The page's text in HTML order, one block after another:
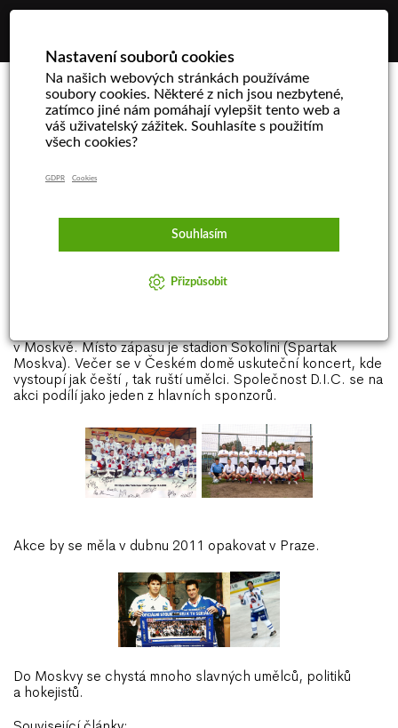
Nastavení souborů cookies
Na našich webových stránkách používáme
soubory cookies. Některé z nich jsou nezbytené,
zatímco jiné nám pomáhají vylepšit tento web a
váš uživatelský zážitek. Souhlasíte s použitím
všech cookies?
GDPR Cookies
Souhlasím
Přizpůsobit
D.I.C. hlavním sponzorem
Dne 10. listopadu proběhla tisková konference k akci
ČESKO RUSKÁ CHARITATIVNÍ AKCE, která se bude konat
v Moskvě. Místo zápasu je stadion Sokolini (Spartak
Moskva). Večer se v Českém domě uskuteční koncert, kde
vystoupí jak čeští , tak ruští umělci. Společnost D.I.C. se na
akci podílí jako jeden z hlavních sponzorů.
Akce by se měla v dubnu 2011 opakovat v Praze.
Do Moskvy se chystá mnoho slavných umělců, politiků
a hokejistů.